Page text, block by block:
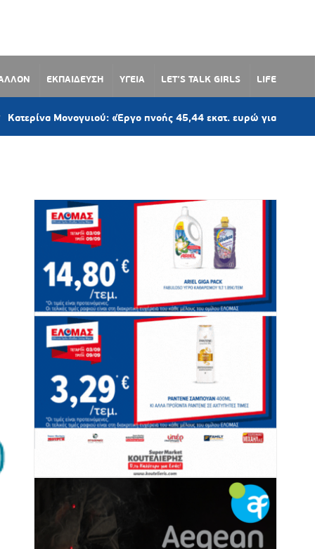
ΕΚΠΑΙΔΕΥΣΗ ΥΓΕΙΑ LET’S TALK GIRLS LIFE
Μονογυιού: «Έργο πνοής 45,44 εκατ. ευρώ για το Αεροδρόμιο